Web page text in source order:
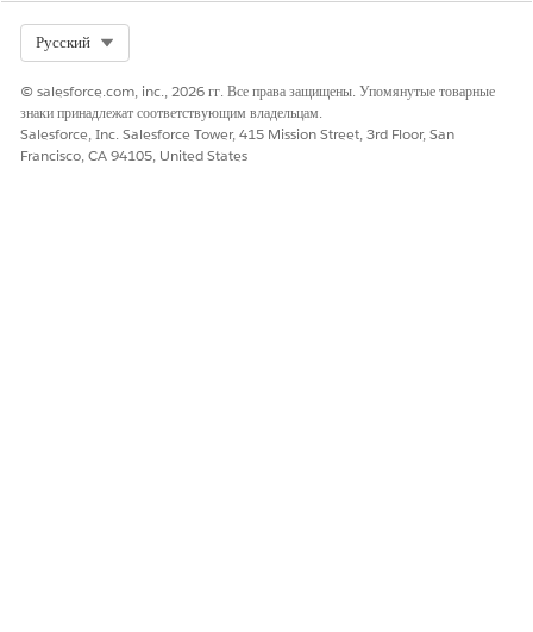
Русский
© salesforce.com, inc., 2026 гг. Все права защищены. Упомянутые товарные
знаки принадлежат соответствующим владельцам.
Salesforce, Inc. Salesforce Tower, 415 Mission Street, 3rd Floor, San
Francisco, CA 94105, United States